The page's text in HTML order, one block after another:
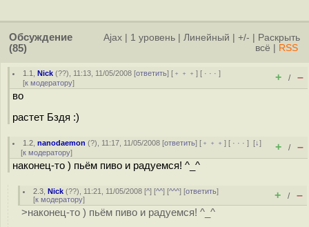
Обсуждение
(85)
Ajax 1 уровень Линейный +/-
Раскрыть
всё
RSS
1.1 ,Nick (??), 11:13, 11/05/2008 [ответить] [ ﹢﹢﹢] [ · · ·]
[к модератору] + / –
во
растет Бздя :)
1.2 ,nanodaemon (?), 11:17, 11/05/2008 [ответить] [ ﹢﹢﹢] [ · · ·][↓]
[к модератору] + / –
наконец-то ) пьём пиво и радуемся! ^_^
2.3 ,Nick (??), 11:21, 11/05/2008 [^] [^^] [^^^] [ответить]
[к модератору] + / –
>наконец-то ) пьём пиво и радуемся! ^_^